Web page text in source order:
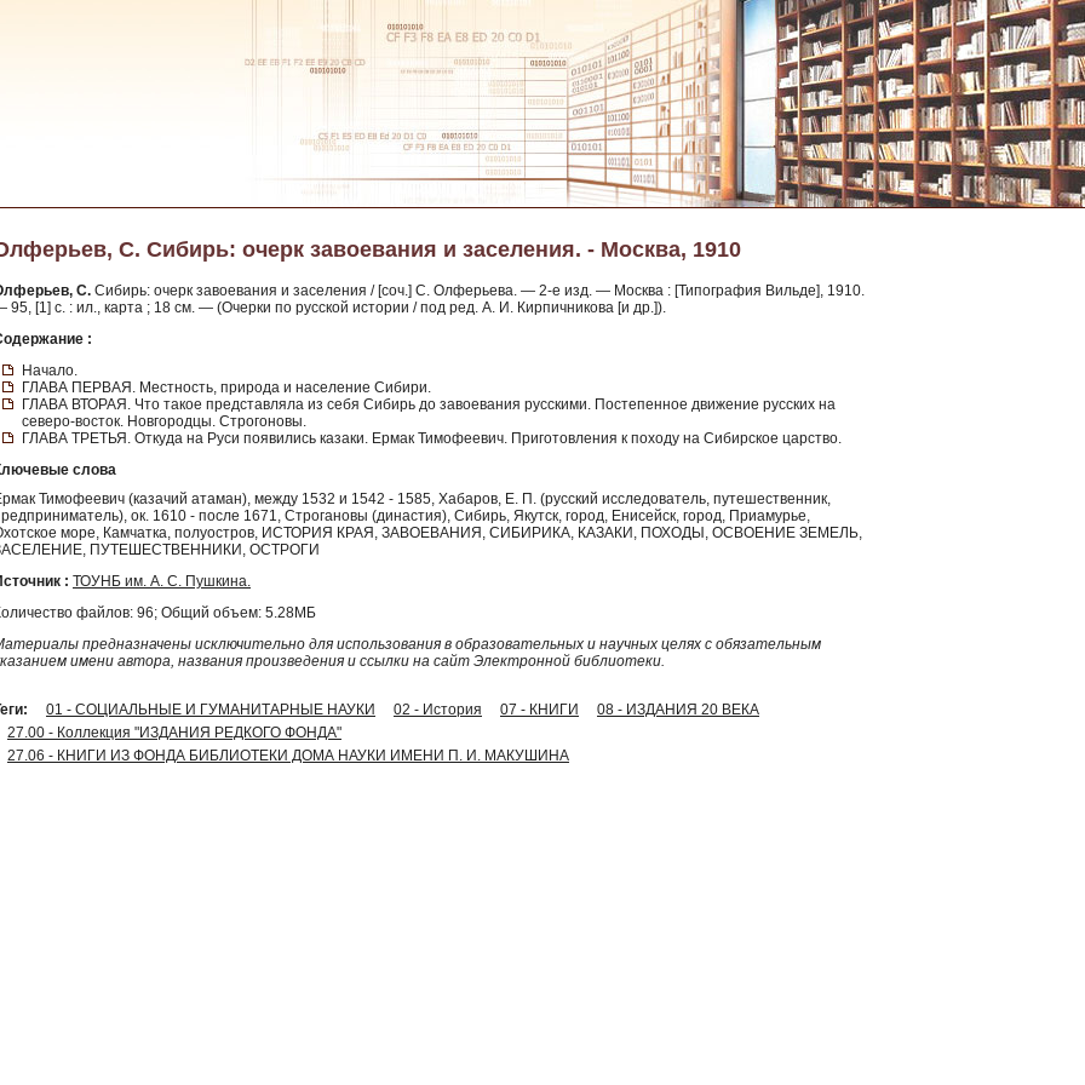
С. Сибирь: очерк завоевания и заселения. - Москва, 1910
С. Сибирь: очерк завоевания и заселения / [соч.] С. Олферьева. — 2-е изд. — Москва : [Типография Вильде], 1910.
95, [1] с. : ил., карта ; 18 см. — (Очерки по русской истории / под ред. А. И. Кирпичникова [и др.]).
:
Начало.
ГЛАВА ПЕРВАЯ. Местность, природа и население Сибири.
ГЛАВА ВТОРАЯ. Что такое представляла из себя Сибирь до завоевания русскими. Постепенное движение русских на
северо-восток. Новгородцы. Строгоновы.
ГЛАВА ТРЕТЬЯ. Откуда на Руси появились казаки. Ермак Тимофеевич. Приготовления к походу на Сибирское царство.
слова
Тимофеевич (казачий атаман), между 1532 и 1542 - 1585, Хабаров, Е. П. (русский исследователь, путешественник,
ок. 1610 - после 1671, Строгановы (династия), Сибирь, Якутск, город, Енисейск, город, Приамурье,
море, Камчатка, полуостров, ИСТОРИЯ КРАЯ, ЗАВОЕВАНИЯ, СИБИРИКА, КАЗАКИ, ПОХОДЫ, ОСВОЕНИЕ ЗЕМЕЛЬ,
ПУТЕШЕСТВЕННИКИ, ОСТРОГИ
: ТОУНБ им. А. С. Пушкина.
файлов: 96; Общий объем: 5.28МБ
предназначены исключительно для использования в образовательных и научных целях с обязательным
имени автора, названия произведения и ссылки на сайт Электронной библиотеки.
01 - СОЦИАЛЬНЫЕ И ГУМАНИТАРНЫЕ НАУКИ 02 - История 07 - КНИГИ
08 - ИЗДАНИЯ 20 ВЕКА
27.00 - Коллекция "ИЗДАНИЯ РЕДКОГО ФОНДА"
27.06 - КНИГИ ИЗ ФОНДА БИБЛИОТЕКИ ДОМА НАУКИ ИМЕНИ П. И. МАКУШИНА